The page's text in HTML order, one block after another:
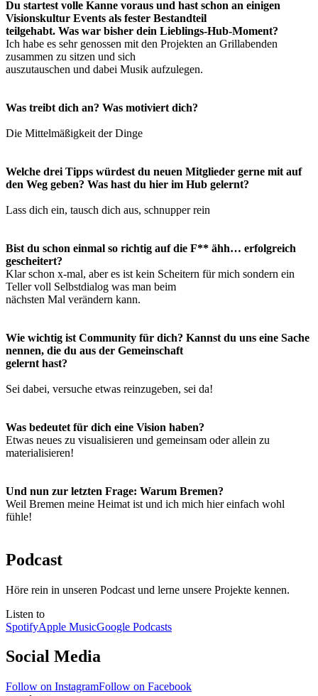
Du startest volle Kanne voraus und hast schon an einigen
Visionskultur Events als fester Bestandteil
teilgehabt. Was war bisher dein Lieblings-Hub-Moment?
Ich habe es sehr genossen mit den Projekten an Grillabenden
zusammen zu sitzen und sich
auszutauschen und dabei Musik aufzulegen.
Was treibt dich an? Was motiviert dich?
Die Mittelmäßigkeit der Dinge
Welche drei Tipps würdest du neuen Mitglieder gerne mit auf
den Weg geben? Was hast du hier im Hub gelernt?
Lass dich ein, tausch dich aus, schnupper rein
Bist du schon einmal so richtig auf die F** ähh… erfolgreich
gescheitert?
Klar schon x-mal, aber es ist kein Scheitern für mich sondern ein
Teller voll Selbstdialog was man beim
nächsten Mal verändern kann.
Wie wichtig ist Community für dich? Kannst du uns eine Sache
nennen, die du aus der Gemeinschaft
gelernt hast?
Sei dabei, versuche etwas reinzugeben, sei da!
Was bedeutet für dich eine Vision haben?
Etwas neues zu visualisieren und gemeinsam oder allein zu
materialisieren!
Und nun zur letzten Frage: Warum Bremen?
Weil Bremen meine Heimat ist und ich mich hier einfach wohl
fühle!
Podcast
Höre rein in unseren Podcast und lerne unsere Projekte kennen.
Listen to
SpotifyApple MusicGoogle Podcasts
Social Media
Follow on InstagramFollow on Facebook